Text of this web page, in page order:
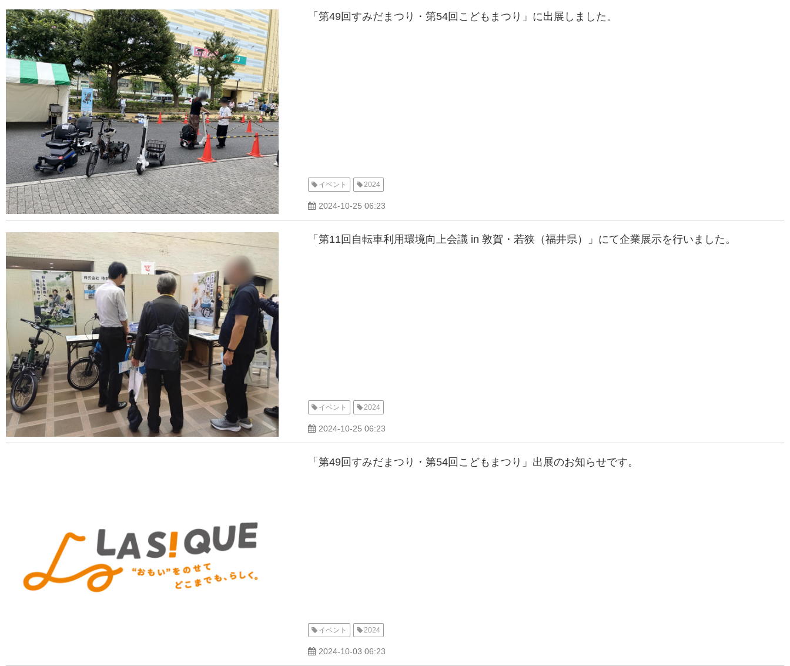
「第49回すみだまつり・第54回こどもまつり」に出展しました。
イベント 2024
2024-10-25 06:23
「第11回自転車利用環境向上会議 in 敦賀・若狭（福井県）」にて企業展示を行いました。
イベント 2024
2024-10-25 06:23
「第49回すみだまつり・第54回こどもまつり」出展のお知らせです。
イベント 2024
2024-10-03 06:23